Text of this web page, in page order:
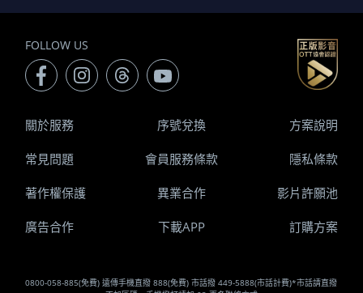
FOLLOW US
0800-058-885(免費) 遠傳手機直撥 888(免費) 市話撥 449-5888(市話計費)*市話請直撥
關於服務 序號兌換 方案說明
常見問題 會員服務條款 隱私條款
著作權保護 異業合作 影片許願池
廣告合作 下載APP 訂購方案